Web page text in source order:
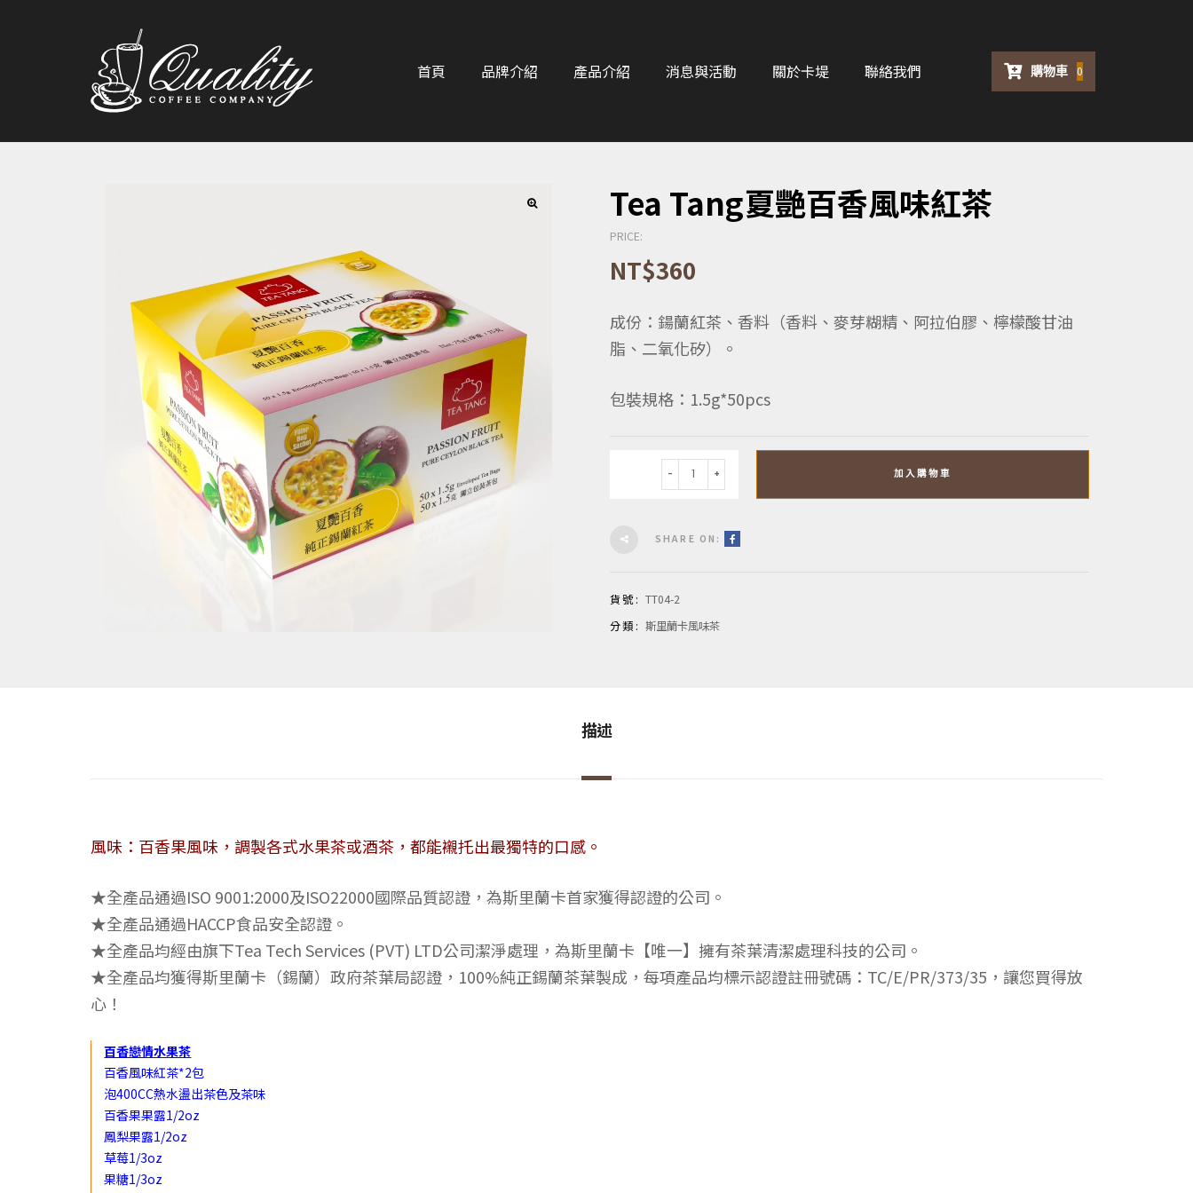
首頁 品牌介紹 產品介紹 消息與活動 關於卡堤 聯絡我們 購物車 0
Tea Tang夏艷百香風味紅茶
PRICE:
NT$360
成份：鍚蘭紅茶、香料（香料、麥芽糊精、阿拉伯膠、檸檬酸甘油
脂、二氧化矽）。
包裝規格：1.5g*50pcs
加入購物車
SHARE ON:
貨號: TT04-2
分類: 斯里蘭卡風味茶
描述
風味：百香果風味，調製各式水果茶或酒茶，都能襯托出最獨特的口感。
★全產品通過ISO 9001:2000及ISO22000國際品質認證，為斯里蘭卡首家獲得認證的公司。
★全產品通過HACCP食品安全認證。
★全產品均經由旗下Tea Tech Services (PVT) LTD公司潔淨處理，為斯里蘭卡【唯一】擁有茶葉清潔處理科技的公司。
★全產品均獲得斯里蘭卡（錫蘭）政府茶葉局認證，100%純正錫蘭茶葉製成，每項產品均標示認證註冊號碼：TC/E/PR/373/35，讓您買得放
心！
百香戀情水果茶
百香風味紅茶*2包
泡400CC熱水盪出茶色及茶味
百香果果露1/2oz
鳳梨果露1/2oz
草莓1/3oz
果糖1/3oz